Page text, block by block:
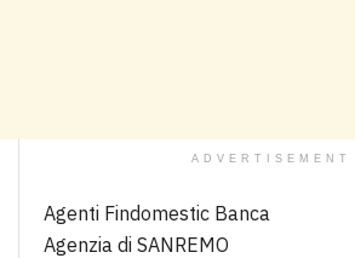
ADVERTISEMENT
Agenti Findomestic Banca
Agenzia di SANREMO